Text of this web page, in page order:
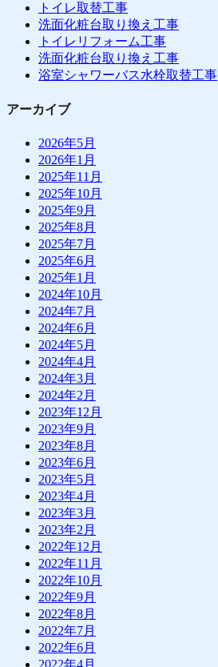
トイレ取替工事
洗面化粧台取り換え工事
トイレリフォーム工事
洗面化粧台取り換え工事
浴室シャワーバス水栓取替工事
アーカイブ
2026年5月
2026年1月
2025年11月
2025年10月
2025年9月
2025年8月
2025年7月
2025年6月
2025年1月
2024年10月
2024年7月
2024年6月
2024年5月
2024年4月
2024年3月
2024年2月
2023年12月
2023年9月
2023年8月
2023年6月
2023年5月
2023年4月
2023年3月
2023年2月
2022年12月
2022年11月
2022年10月
2022年9月
2022年8月
2022年7月
2022年6月
2022年4月